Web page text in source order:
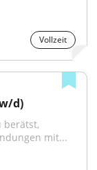
Vollzeit
d)
berätst,
mit...